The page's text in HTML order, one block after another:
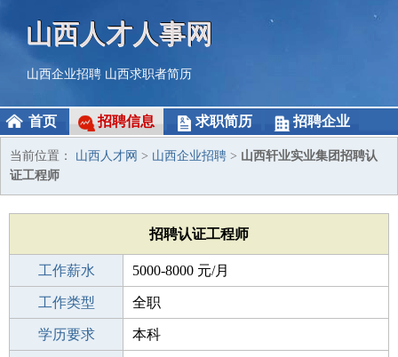
山西人才人事网
山西企业招聘 山西求职者简历
首页 招聘信息 求职简历 招聘企业
当前位置： 山西人才网 > 山西企业招聘 > 山西轩业实业集团招聘认
证工程师
招聘认证工程师
工作薪水 5000-8000 元/月
招聘人数 1人
工作类型 全职
性别要求 -
学历要求 本科